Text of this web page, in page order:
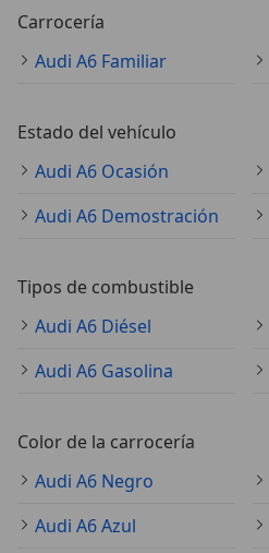
Carrocería
Audi A6 Familiar
Estado del vehículo
Audi A6 Ocasión
Audi A6 Demostración
Tipos de combustible
Audi A6 Diésel
Audi A6 Gasolina
Color de la carrocería
Audi A6 Negro
Audi A6 Azul